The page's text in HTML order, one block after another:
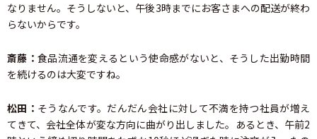
なりません。そうしないと、午後3時までにお客さまへの配送が終わ
らないからです。
斎藤： 食品流通を変えるという使命感がないと、そうした出勤時間
を続けるのは大変ですね。
松田： そうなんです。だんだん会社に対して不満を持つ社員が増え
てきて、会社全体が変な方向に曲がり出しました。あるとき、午前2